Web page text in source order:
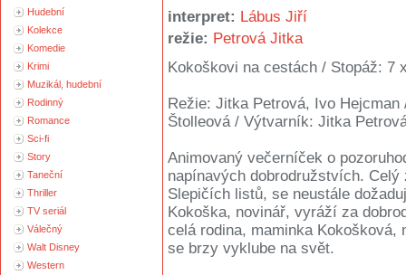
Hudební
Kolekce
Komedie
Krimi
Muzikál, hudební
Rodinný
Romance
Sci-fi
Story
Taneční
Thriller
TV seriál
Válečný
Walt Disney
Western
interpret: Lábus Jiří
režie: Petrová Jitka
Kokoškovi na cestách / Stopáž: 7
Režie: Jitka Petrová, Ivo
Štolleová / Výtvarník: Jitka
Animovaný večerníček o
napínavých dobrodružstvích.
Slepičích listů, se neustále
Kokoška, novinář, vyráží za
celá rodina, maminka
se brzy vyklube na svět.